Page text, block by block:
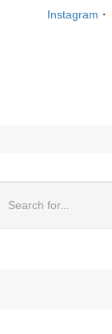
Instagram ・